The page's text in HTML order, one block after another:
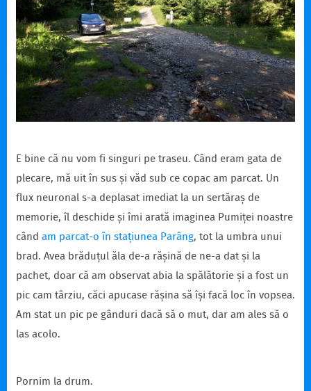
E bine că nu vom fi singuri pe traseu. Când eram gata de
plecare, mă uit în sus și văd sub ce copac am parcat. Un
flux neuronal s-a deplasat imediat la un sertăraș de
memorie, îl deschide și îmi arată imaginea Pumiței noastre
când am parcat-o în stațiunea Parâng, tot la umbra unui
brad. Avea brăduțul ăla de-a rășină de ne-a dat și la
pachet, doar că am observat abia la spălătorie și a fost un
pic cam târziu, căci apucase rășina să își facă loc în vopsea.
Am stat un pic pe gânduri dacă să o mut, dar am ales să o
las acolo.
Pornim la drum.